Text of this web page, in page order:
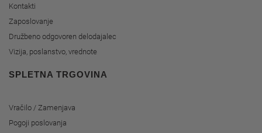
Kontakti
Zaposlovanje
Družbeno odgovoren delodajalec
Vizija, poslanstvo, vrednote
SPLETNA TRGOVINA
Vračilo / Zamenjava
Pogoji poslovanja